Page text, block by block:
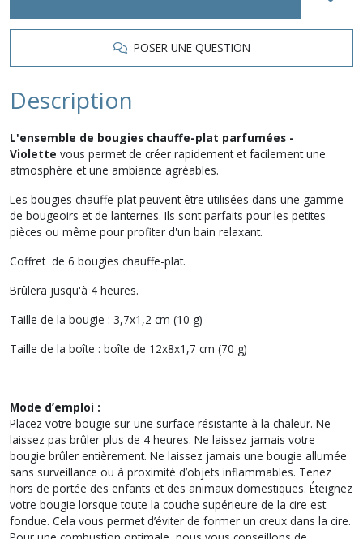
POSER UNE QUESTION
Description
L'ensemble de bougies chauffe-plat parfumées -
Violette vous permet de créer rapidement et facilement une
atmosphère et une ambiance agréables.
Les bougies chauffe-plat peuvent être utilisées dans une gamme
de bougeoirs et de lanternes. Ils sont parfaits pour les petites
pièces ou même pour profiter d'un bain relaxant.
Coffret de 6 bougies chauffe-plat.
Brûlera jusqu'à 4 heures.
Taille de la bougie : 3,7x1,2 cm (10 g)
Taille de la boîte : boîte de 12x8x1,7 cm (70 g)
Mode d’emploi :
Placez votre bougie sur une surface résistante à la chaleur. Ne
laissez pas brûler plus de 4 heures. Ne laissez jamais votre
bougie brûler entièrement. Ne laissez jamais une bougie allumée
sans surveillance ou à proximité d’objets inflammables. Tenez
hors de portée des enfants et des animaux domestiques. Éteignez
votre bougie lorsque toute la couche supérieure de la cire est
fondue. Cela vous permet d’éviter de former un creux dans la cire.